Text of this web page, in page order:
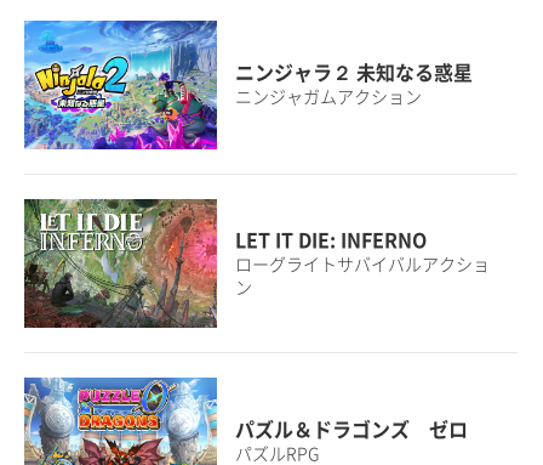
ニンジャラ２ 未知なる惑星
ニンジャガムアクション
LET IT DIE: INFERNO
ローグライトサバイバルアクショ
ン
パズル＆ドラゴンズ ゼロ
パズルRPG